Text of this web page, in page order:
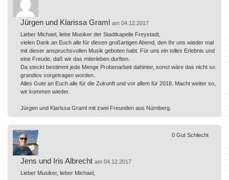
Jürgen und Klarissa Graml am 04.12.2017
Lieber Michael, liebe Musiker der Stadtkapelle Freystadt,
vielen Dank an Euch alle für diesen großartigen Abend, den Ihr uns wieder mal
mit dieser anspruchsvollen Musik geboten habt. Für uns ein tolles Erlebnis und
eine Freude, daß wir das miterleben durften.
Da steckt bestimmt jede Menge Probenarbeit dahinter, sonst wäre das nicht so
grandios vorgetragen worden.
Alles Gute an Euch alle für die Zukunft und vor allem für 2018. Macht weiter so,
wir kommen wieder.
Jürgen und Klarissa Graml mit zwei Freunden aus Nürnberg.
Jens und Iris Albrecht am 04.12.2017
Lieber Musiker, lieber Michael,
0 Gut Schlecht